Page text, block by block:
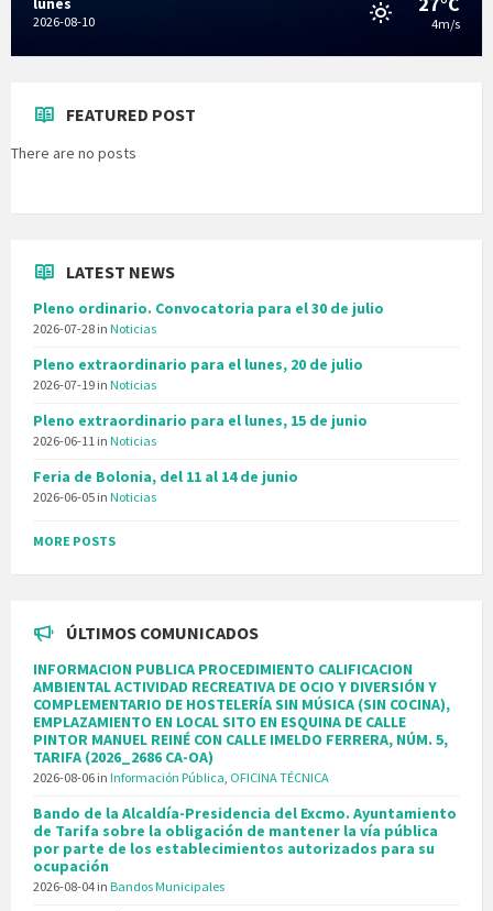
2026-08-10 4m/s
FEATURED POST
There are no posts
LATEST NEWS
Pleno ordinario. Convocatoria para el 30 de julio
2026-07-28 in Noticias
Pleno extraordinario para el lunes, 20 de julio
2026-07-19 in Noticias
Pleno extraordinario para el lunes, 15 de junio
2026-06-11 in Noticias
Feria de Bolonia, del 11 al 14 de junio
2026-06-05 in Noticias
MORE POSTS
ÚLTIMOS COMUNICADOS
INFORMACION PUBLICA PROCEDIMIENTO CALIFICACION
AMBIENTAL ACTIVIDAD RECREATIVA DE OCIO Y DIVERSIÓN Y
COMPLEMENTARIO DE HOSTELERÍA SIN MÚSICA (SIN COCINA),
EMPLAZAMIENTO EN LOCAL SITO EN ESQUINA DE CALLE
PINTOR MANUEL REINÉ CON CALLE IMELDO FERRERA, NÚM. 5,
TARIFA (2026_2686 CA-OA)
2026-08-06 in Información Pública, OFICINA TÉCNICA
Bando de la Alcaldía-Presidencia del Excmo. Ayuntamiento
de Tarifa sobre la obligación de mantener la vía pública
por parte de los establecimientos autorizados para su
ocupación
2026-08-04 in Bandos Municipales